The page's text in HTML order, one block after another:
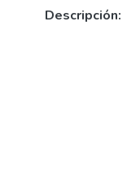
Descripción: